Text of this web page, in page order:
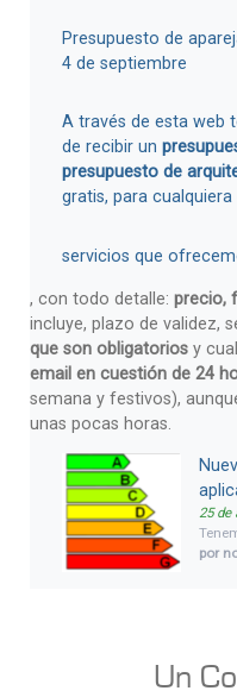
Presupuesto de
4 de septiembre
A través de esta web
de recibir un
presupuesto de
gratis, para cualquiera
servicios que
, con todo detalle: precio,
incluye, plazo de validez,
que son obligatoriosy
email en cuestión de 24
semana y festivos),
unas pocas horas.
25 de
por
Un